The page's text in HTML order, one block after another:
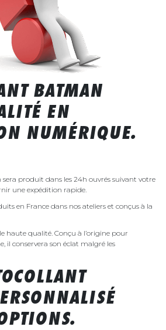
BATMAN
EN
NUMÉRIQUE.
produit dans les 24h ouvrés suivant votre
une expédition rapide.
en France dans nos ateliers et conçus à la
haute qualité. Conçu à l’origine pour
il conservera son éclat malgré les